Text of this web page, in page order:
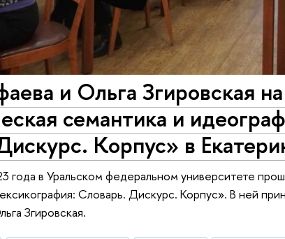
и Ольга Згировская
семантика и
Корпус» в
года в Уральском федеральном университете
Словарь. Дискурс. Корпус». В ней
Згировская.